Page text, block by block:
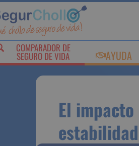
COMPARADOR DE
SEGURO DE VIDA AYUDA
El
la